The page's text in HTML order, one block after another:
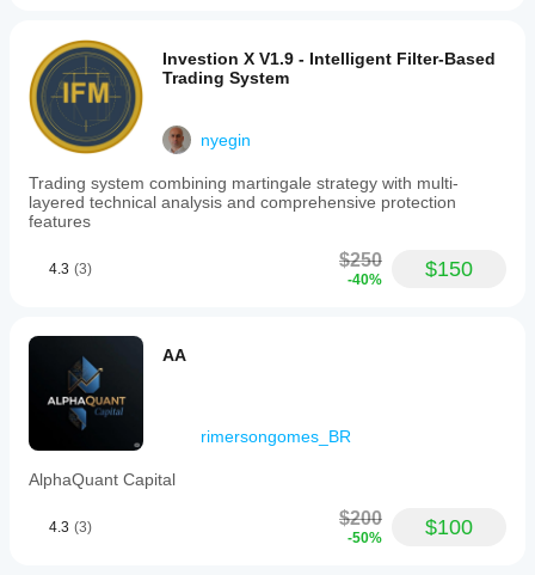
Investion X V1.9 - Intelligent Filter-Based
Trading System
nyegin
Trading system combining martingale strategy with multi-
layered technical analysis and comprehensive protection
features
4.3 (3) $250
-40% $150
AA
rimersongomes_BR
AlphaQuant Capital
4.3 (3) $200
-50% $100